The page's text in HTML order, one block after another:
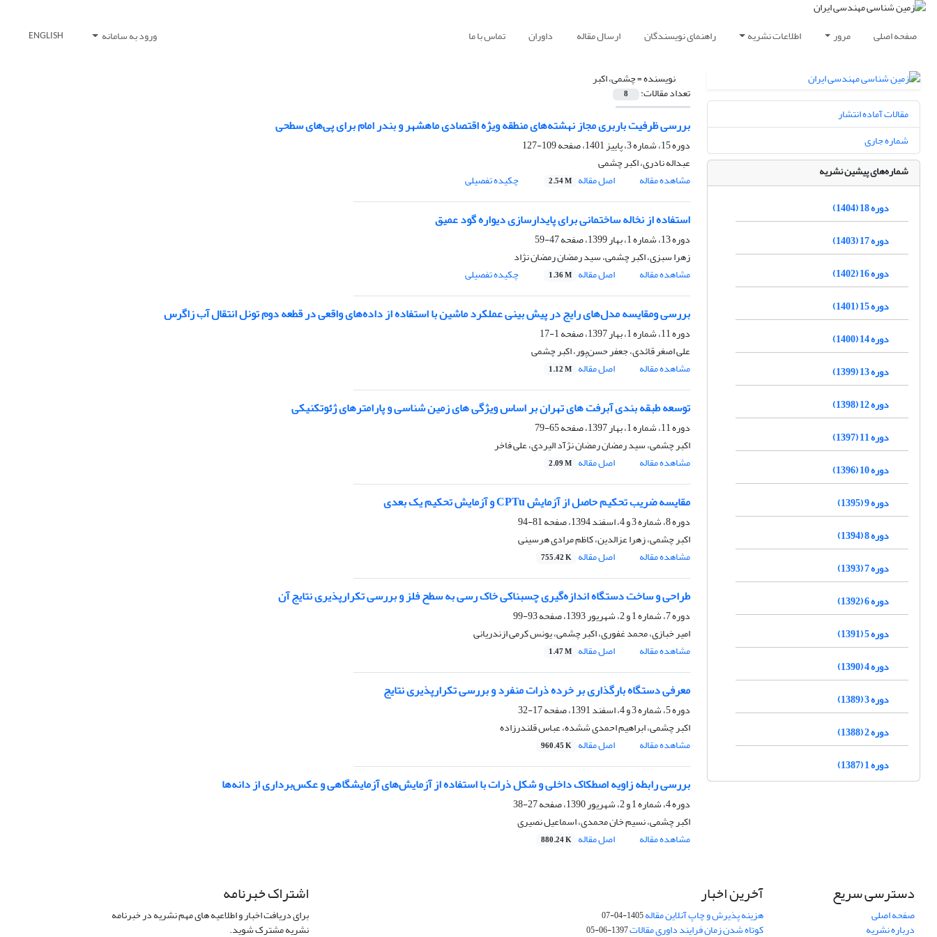
صفحه اصلی مرور اطلاعات نشریه راهنمای نویسندگان ارسال مقاله داوران تماس با ما ورود به سامانه ENGLISH
نویسنده =چشمی، اکبر
تعداد مقالات: 8
بررسی ظرفیت باربری مجاز نهشته‌های منطقه ویژه اقتصادی ماهشهر و بندر امام برای پی‌های سطحی
دوره 15، شماره 3، پاییز 1401، صفحه
109-127
عبداله نادری، اکبر چشمی
مشاهده مقاله
اصل مقاله 2.54 M چکیده تفصیلی
استفاده از نخاله ساختمانی برای پایدارسازی دیواره گود عمیق
دوره 13، شماره 1، بهار 1399، صفحه
47-59
زهرا سبزی، اکبر چشمی، سید رمضان رمضان نژاد
مشاهده مقاله
اصل مقاله 1.36 M چکیده تفصیلی
بررسی ومقایسه مدل‌های رایج در پیش بینی عملکرد ماشین با استفاده از داده‌های واقعی در قطعه دوم تونل انتقال آب زاگرس
دوره 11، شماره 1، بهار 1397، صفحه
1-17
علی اصغر قائدی، جعفر حسن‌پور، اکبر چشمی
مشاهده مقاله
اصل مقاله 1.12 M
توسعه طبقه بندی آبرفت های تهران بر اساس ویژگی های زمین شناسی و پارامترهای ژئوتکنیکی
دوره 11، شماره 1، بهار 1397، صفحه
65-79
اکبر چشمی، سید رمضان رمضان نژآد الیردی، علی فاخر
مشاهده مقاله
اصل مقاله 2.09 M
مقایسه ضریب تحکیم حاصل از آزمایش CPTu و آزمایش تحکیم یک بعدی
دوره 8، شماره 3 و 4، اسفند 1394، صفحه
81-94
اکبر چشمی، زهرا عزالدین، کاظم مرادی هرسینی
مشاهده مقاله
اصل مقاله 755.42 K
طراحی و ساخت دستگاه اندازه‌گیری چسبناکی خاک رسی به سطح فلز و بررسی تکرارپذیری نتایج آن
دوره 7، شماره 1 و 2، شهریور 1393، صفحه
93-99
امیر خبازی، محمد غفوری، اکبر چشمی، یونس کرمی ازندریانی
مشاهده مقاله
اصل مقاله 1.47 M
معرفی دستگاه بارگذاری بر خرده ذرات منفرد و بررسی تکرارپذیری نتایج
دوره 5، شماره 3 و 4، اسفند 1391، صفحه
17-32
اکبر چشمی، ابراهیم احمدی ششده، عباس قلندرزاده
مشاهده مقاله
اصل مقاله 960.45 K
بررسی رابطه زاویه اصطکاک داخلی و شکل ذرات با استفاده از آزمایش‌های آزمایشگاهی و عکس‌برداری از دانه‌ها
دوره 4، شماره 1 و 2، شهریور 1390، صفحه
27-38
اکبر چشمی، نسیم خان محمدی، اسماعیل نصیری
مشاهده مقاله
اصل مقاله 880.24 K
مقالات آماده انتشار
شماره جاری
شماره‌های پیشین نشریه
دوره 18 (1404)
دوره 17 (1403)
دوره 16 (1402)
دوره 15 (1401)
دوره 14 (1400)
دوره 13 (1399)
دوره 12 (1398)
دوره 11 (1397)
دوره 10 (1396)
دوره 9 (1395)
دوره 8 (1394)
دوره 7 (1393)
دوره 6 (1392)
دوره 5 (1391)
دوره 4 (1390)
دوره 3 (1389)
دوره 2 (1388)
دوره 1 (1387)
دسترسی سریع
صفحه اصلی
درباره نشریه
آخرین اخبار
هزینه پذیرش و چاپ آنلاین مقاله1405-04-07
کوتاه شدن زمان فرایند داوری مقالات1397-06-05
اشتراک خبرنامه
برای دریافت اخبار و اطلاعیه های مهم نشریه در خبرنامه
نشریه مشترک شوید.